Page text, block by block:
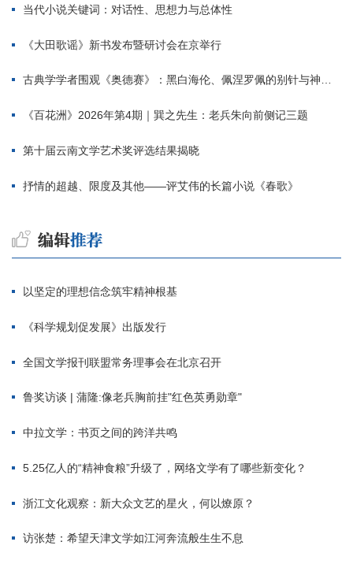
当代小说关键词：对话性、思想力与总体性
《大田歌谣》新书发布暨研讨会在京举行
古典学学者围观《奥德赛》：黑白海伦、佩涅罗佩的别针与神秘入侵者
《百花洲》2026年第4期｜巽之先生：老兵朱向前侧记三题
第十届云南文学艺术奖评选结果揭晓
抒情的超越、限度及其他——评艾伟的长篇小说《春歌》
以坚定的理想信念筑牢精神根基
《科学规划促发展》出版发行
全国文学报刊联盟常务理事会在北京召开
鲁奖访谈 | 蒲隆:像老兵胸前挂"红色英勇勋章"
中拉文学：书页之间的跨洋共鸣
5.25亿人的“精神食粮”升级了，网络文学有了哪些新变化？
浙江文化观察：新大众文艺的星火，何以燎原？
访张楚：希望天津文学如江河奔流般生生不息